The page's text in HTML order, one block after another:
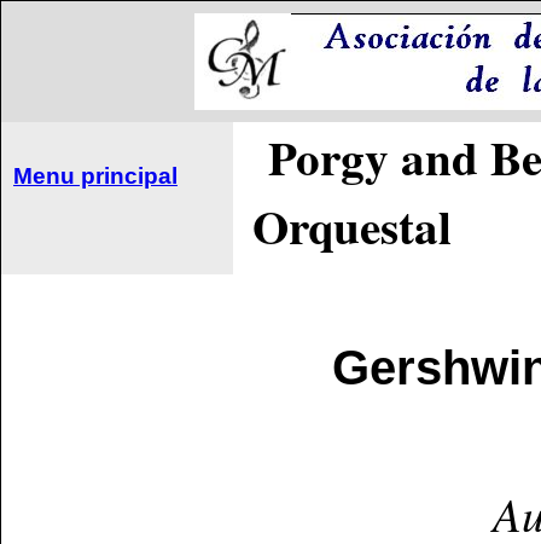
Menu principal
Porgy and
Orquestal